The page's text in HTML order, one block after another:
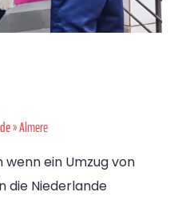
» Almere
wenn ein Umzug von
die Niederlande